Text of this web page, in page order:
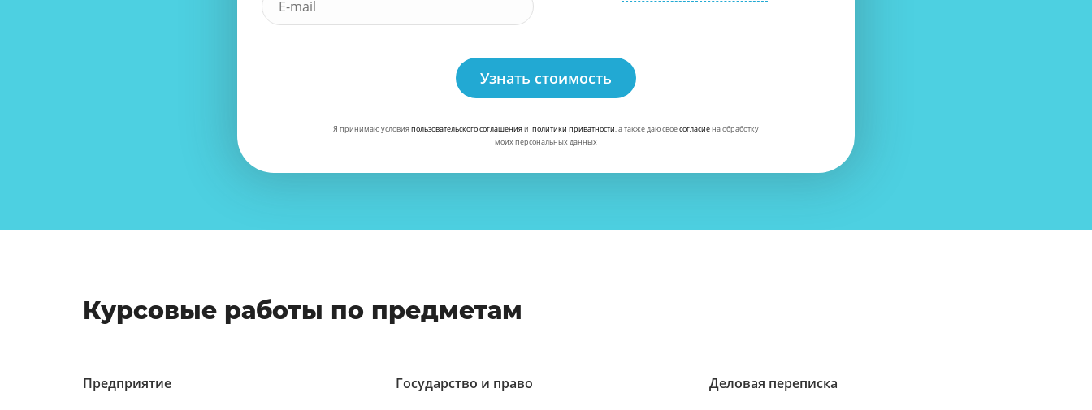
Узнать стоимость
Я принимаю условияпользовательского соглашенияи политики приватности, а также даю своесогласиена обработку
моих персональных данных
Курсовые работы по предметам
Предприятие
Государство и право
Деловая переписка